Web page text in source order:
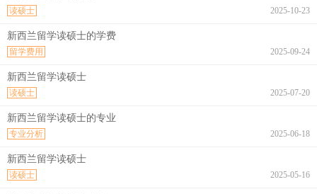
2025-10-23
读硕士
新西兰留学读硕士的学费
2025-09-24
留学费用
新西兰留学读硕士
2025-07-20
读硕士
新西兰留学读硕士的专业
2025-06-18
专业分析
新西兰留学读硕士
2025-05-16
读硕士